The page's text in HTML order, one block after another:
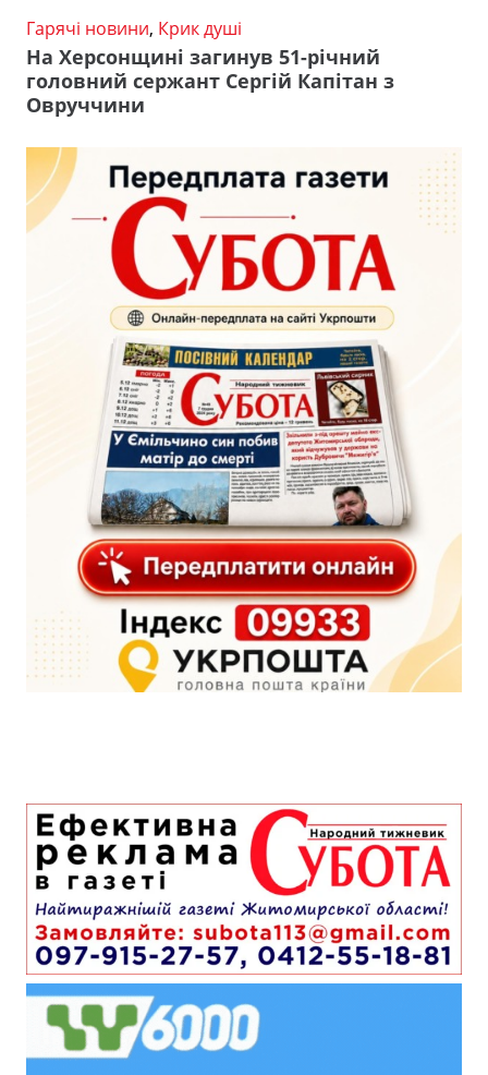
Гарячі новини, Крик душі
На Херсонщині загинув 51-річний
головний сержант Сергій Капітан з
Овруччини